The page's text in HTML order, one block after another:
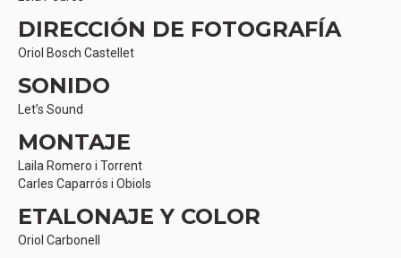
DIRECCIÓN DE FOTOGRAFÍA
Oriol Bosch Castellet
SONIDO
Let’s Sound
MONTAJE
Laila Romero i Torrent
Carles Caparrós i Obiols
ETALONAJE Y COLOR
Oriol Carbonell